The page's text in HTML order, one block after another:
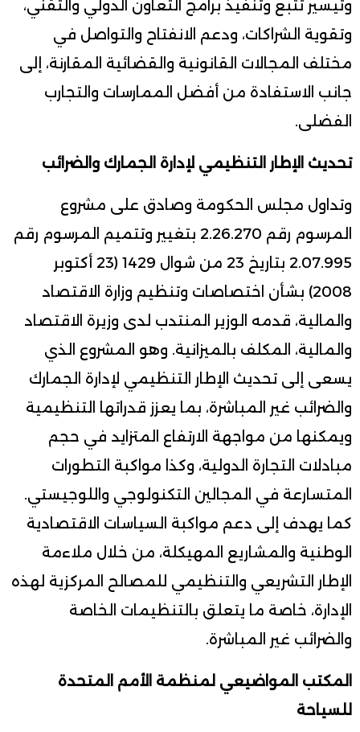
وتيسير تتبع وتنفيذ برامج التعاون الدولي والتقني،
وتقوية الشراكات، ودعم الانفتاح والتواصل في
مختلف المجالات القانونية والقضائية المقارنة، إلى
جانب الاستفادة من أفضل الممارسات والتجارب
الفضلى.
تحديث الإطار التنظيمي لإدارة الجمارك والضرائب
وتداول مجلس الحكومة وصادق على مشروع
المرسوم رقم 2.26.270 بتغيير وتتميم المرسوم رقم
2.07.995 بتاريخ 23 من شوال 1429 (23 أكتوبر
2008) بشأن اختصاصات وتنظيم وزارة الاقتصاد
والمالية، قدمه الوزير المنتدب لدى وزيرة الاقتصاد
والمالية، المكلف بالميزانية. وهو المشروع الذي
يسعى إلى تحديث الإطار التنظيمي لإدارة الجمارك
والضرائب غير المباشرة، بما يعزز قدراتها التنظيمية
ويمكنها من مواجهة الارتفاع المتزايد في حجم
مبادلات التجارة الدولية، وكذا مواكبة التطورات
المتسارعة في المجالين التكنولوجي واللوجيستي.
كما يهدف إلى دعم مواكبة السياسات الاقتصادية
الوطنية والمشاريع المهيكلة، من خلال ملاءمة
الإطار التشريعي والتنظيمي للمصالح المركزية لهذه
الإدارة، خاصة ما يتعلق بالتنظيمات الخاصة
والضرائب غير المباشرة.
المكتب المواضيعي لمنظمة الأمم المتحدة
للسياحة